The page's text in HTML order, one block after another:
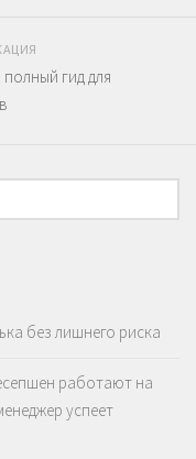
гид для
без лишнего риска
работают на
успеет